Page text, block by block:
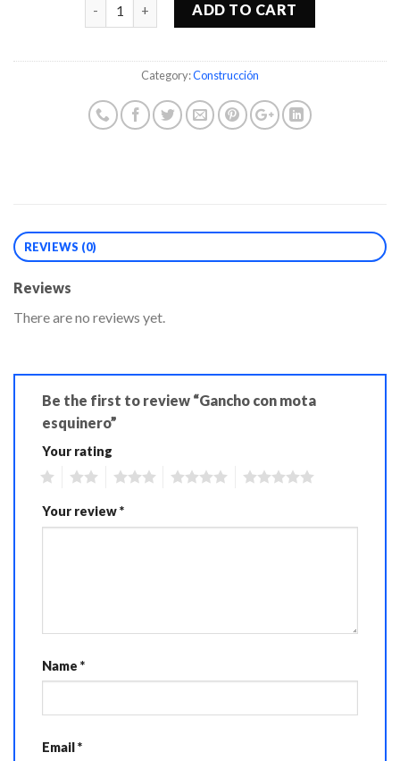
ADD TO CART
Category:Construcción
REVIEWS (0)
Reviews
There are no reviews yet.
Be the first to review “Gancho con mota
esquinero”
Your rating
Your review*
Name *
Email*